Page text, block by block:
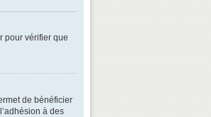
pour vérifier que
de bénéficier
à des